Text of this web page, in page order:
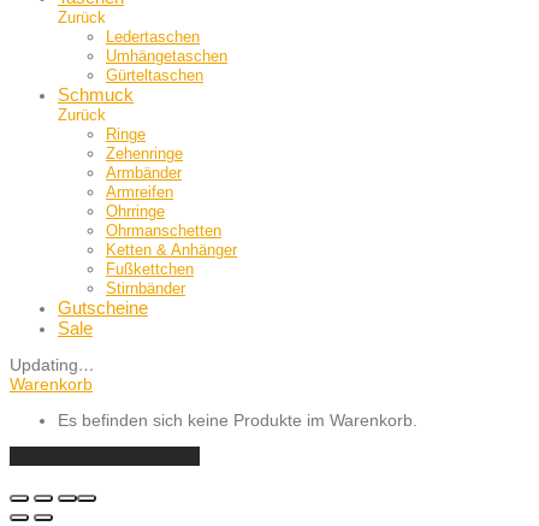
Zurück
Ledertaschen
Umhängetaschen
Gürteltaschen
Schmuck
Zurück
Ringe
Zehenringe
Armbänder
Armreifen
Ohrringe
Ohrmanschetten
Ketten & Anhänger
Fußkettchen
Stirnbänder
Gutscheine
Sale
Updating…
Warenkorb
Es befinden sich keine Produkte im Warenkorb.